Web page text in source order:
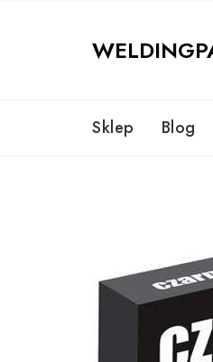
Sklep Blog